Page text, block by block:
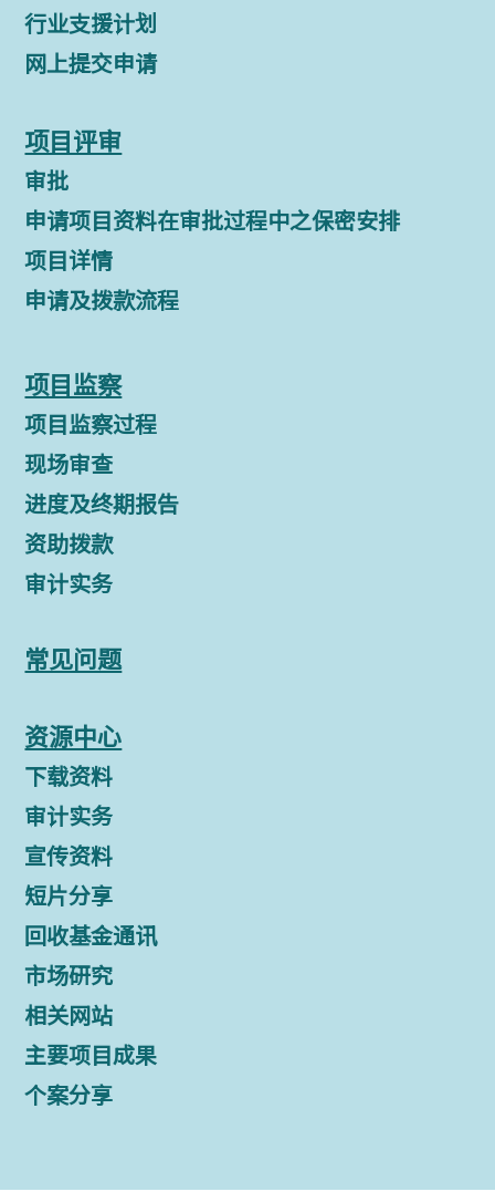
行业支援计划
网上提交申请
项目评审
审批
申请项目资料在审批过程中之保密安排
项目详情
申请及拨款流程
项目监察
项目监察过程
现场审查
进度及终期报告
资助拨款
审计实务
常见问题
资源中心
下载资料
审计实务
宣传资料
短片分享
回收基金通讯
市场研究
相关网站
主要项目成果
个案分享